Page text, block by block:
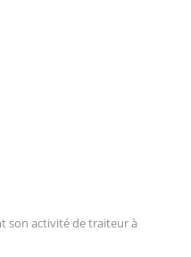
son activité de traiteur à